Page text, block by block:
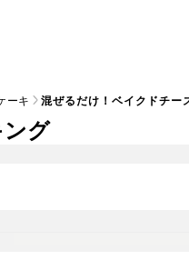
ーキ 混ぜるだけ！ベイクドチー
ング